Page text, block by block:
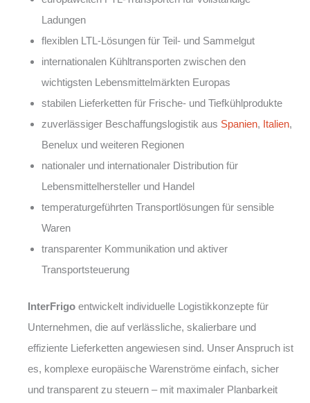
Ladungen
flexiblen LTL-Lösungen für Teil- und Sammelgut
internationalen Kühltransporten zwischen den
wichtigsten Lebensmittelmärkten Europas
stabilen Lieferketten für Frische- und Tiefkühlprodukte
zuverlässiger Beschaffungslogistik aus Spanien, Italien,
Benelux und weiteren Regionen
nationaler und internationaler Distribution für
Lebensmittelhersteller und Handel
temperaturgeführten Transportlösungen für sensible
Waren
transparenter Kommunikation und aktiver
Transportsteuerung
InterFrigo entwickelt individuelle Logistikkonzepte für
Unternehmen, die auf verlässliche, skalierbare und
effiziente Lieferketten angewiesen sind. Unser Anspruch ist
es, komplexe europäische Warenströme einfach, sicher
und transparent zu steuern – mit maximaler Planbarkeit